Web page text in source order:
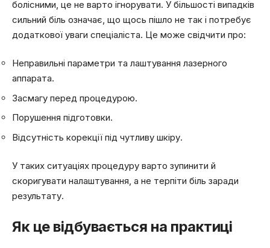
болісними, це не варто ігнорувати. У більшості випадків
сильний біль означає, що щось пішло не так і потребує
додаткової уваги спеціаліста. Це може свідчити про:
Неправильні параметри та лаштування лазерного
аппарата.
Засмагу перед процедурою.
Порушення підготовки.
Відсутність корекції під чутливу шкіру.
У таких ситуаціях процедуру варто зупинити й
скоригувати налаштування, а не терпіти біль заради
результату.
Як це відбувається на практиці